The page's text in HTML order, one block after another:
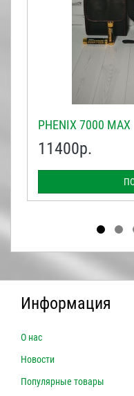
PHENIX 7000 MAX
11400р.
Информация
О нас
Новости
Популярные товары